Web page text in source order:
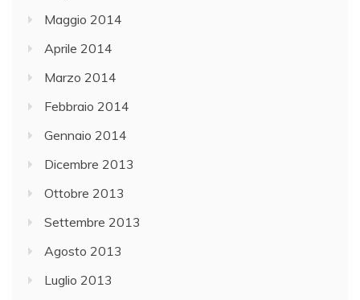
Maggio 2014
Aprile 2014
Marzo 2014
Febbraio 2014
Gennaio 2014
Dicembre 2013
Ottobre 2013
Settembre 2013
Agosto 2013
Luglio 2013